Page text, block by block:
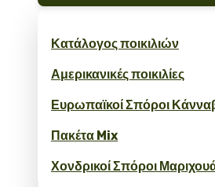
Κατάλογος ποικιλιών
Αμερικανικές ποικιλίες
Ευρωπαϊκοί Σπόροι
Πακέτα Mix
Χονδρικοί Σπόροι